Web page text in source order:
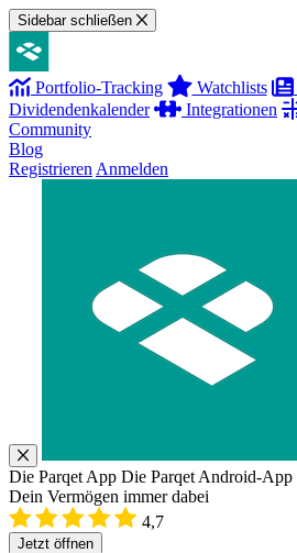
Sidebar schließen
Portfolio-Tracking Watchlists
Dividendenkalender
Integrationen
Community
Blog
Registrieren Anmelden
Die Parqet App Die Parqet Android-App
Dein Vermögen immer dabei
4,7
Jetzt öffnen